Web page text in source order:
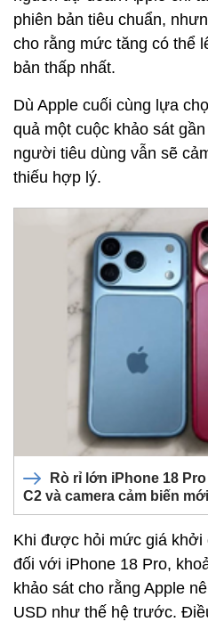
phiên bản tiêu chuẩn,
cho rằng mức tăng có thể
bản thấp nhất.
Dù Apple cuối cùng lựa
quả một cuộc khảo sát
người tiêu dùng vẫn sẽ
thiếu hợp lý.
Rò rỉ lớn iPhone 18
C2 và camera cảm biến mới
Khi được hỏi mức giá khởi
đối với iPhone 18 Pro,
khảo sát cho rằng Apple
USD như thế hệ trước.